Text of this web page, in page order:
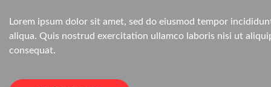
Lorem ipsum dolor sit amet, sed do eiusmod tempor
aliqua. Quis nostrud exercitation ullamco laboris nisi ut
consequat.